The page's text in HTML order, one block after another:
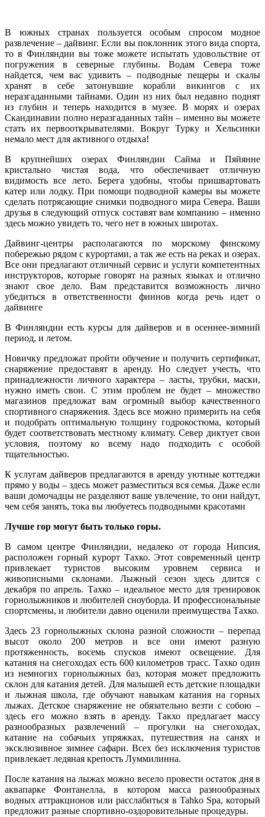
В южных странах пользуется особым спросом модное
развлечение – дайвинг. Если вы поклонник этого вида спорта,
то в Финляндии вы тоже можете испытать удовольствие от
погружения в северные глубины. Водам Севера тоже
найдется, чем вас удивить – подводные пещеры и скалы
хранят в себе затонувшие корабли викингов с их
неразгаданными тайнами. Один из них был недавно поднят
из глубин и теперь находится в музее. В морях и озерах
Скандинавии полно неразгаданных тайн – именно вы можете
стать их первооткрывателями. Вокруг Турку и Хельсинки
немало мест для активного отдыха!
В крупнейших озерах Финляндии Сайма и Пяйянне
кристально чистая вода, что обеспечивает отличную
видимость все лето. Берега удобны, чтобы пришвартовать
катер или лодку. При помощи подводной камеры вы можете
сделать потрясающие снимки подводного мира Севера. Ваши
друзья в следующий отпуск составят вам компанию – именно
здесь можно увидеть то, чего нет в южных широтах.
Дайвинг-центры располагаются по морскому финскому
побережью рядом с курортами, а так же есть на реках и озерах.
Все они предлагают отличный сервис и услуги компетентных
инструкторов, которые говорят на разных языках и отлично
знают свое дело. Вам представится возможность лично
убедиться в ответственности финнов когда речь идет о
дайвинге
В Финляндии есть курсы для дайверов и в осеннее-зимний
период, и летом.
Новичку предложат пройти обучение и получить сертификат,
снаряжение предоставят в аренду. Но следует учесть, что
принадлежности личного характера – ласты, трубки, маски,
нужно иметь свои. С этим проблем не будет – множество
магазинов предложат вам огромный выбор качественного
спортивного снаряжения. Здесь все можно примерить на себя
и подобрать оптимальную толщину годрокостюма, который
будет соответствовать местному климату. Север диктует свои
условия, поэтому ко всему надо подходить с особой
тщательностью.
К услугам дайверов предлагаются в аренду уютные коттеджи
прямо у воды – здесь может разместиться вся семья. Даже если
ваши домочадцы не разделяют ваше увлечение, то они найдут,
чем себя занять, тока вы любуетесь подводными красотами
Лучше гор могут быть только горы.
В самом центре Финляндии, недалеко от города Нипсия,
расположен горный курорт Тахко. Этот современный центр
привлекает туристов высоким уровнем сервиса и
живописными склонами. Лыжный сезон здесь длится с
декабря по апрель. Тахко – идеальное место для тренировок
горнолыжников и любителей сноуборда. И профессиональные
спортсмены, и любители давно оценили преимущества Тахко.
Здесь 23 горнолыжных склона разной сложности – перепад
высот около 200 метров и все они имеют разную
протяженность, восемь спусков имеют освещение. Для
катания на снегоходах есть 600 километров трасс. Тахко один
из немногих горнолыжных баз, которая может предложить
склон для катания детей. Для малышей есть детские площадки
и лыжная школа, где обучают навыкам катания на горных
лыжах. Детское снаряжение не обязательно везти с собою –
здесь его можно взять в аренду. Такхо предлагает массу
разнообразных развлечений – прогулки на снегоходах,
катание на собачьих упряжках, путешествия на санях и
эксклюзивное зимнее сафари. Всех без исключения туристов
привлекает ледяная крепость Луммилинна.
После катания на лыжах можно весело провести остаток дня в
аквапарке Фонтанелла, в котором масса разнообразных
водных аттракционов или расслабиться в Tahko Spa, который
предложит разные спортивно-оздоровительные процедуры.